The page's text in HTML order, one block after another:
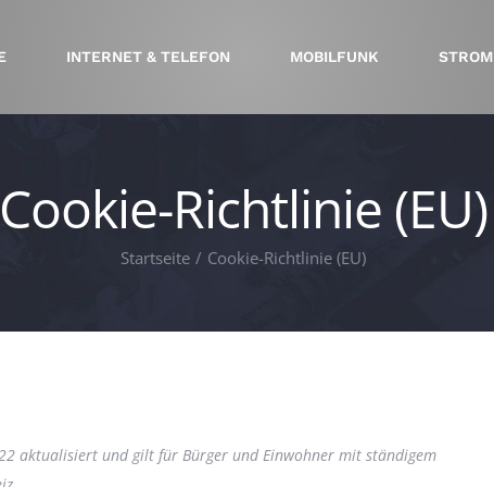
INTERNET & TELEFON MOBILFUNK STROM
Cookie-Richtlinie (EU)
Startseite Cookie-Richtlinie (EU)
aktualisiert und gilt für Bürger und Einwohner mit ständigem